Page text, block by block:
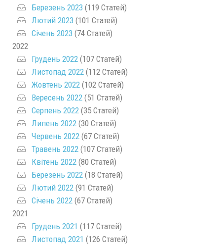
Березень 2023 (119 Статей)
Лютий 2023 (101 Статей)
Січень 2023 (74 Статей)
2022
Грудень 2022 (107 Статей)
Листопад 2022 (112 Статей)
Жовтень 2022 (102 Статей)
Вересень 2022 (51 Статей)
Серпень 2022 (35 Статей)
Липень 2022 (30 Статей)
Червень 2022 (67 Статей)
Травень 2022 (107 Статей)
Квітень 2022 (80 Статей)
Березень 2022 (18 Статей)
Лютий 2022 (91 Статей)
Січень 2022 (67 Статей)
2021
Грудень 2021 (117 Статей)
Листопад 2021 (126 Статей)